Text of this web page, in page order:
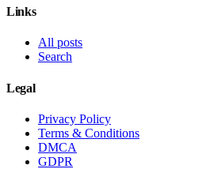
Links
All posts
Search
Legal
Privacy Policy
Terms & Conditions
DMCA
GDPR